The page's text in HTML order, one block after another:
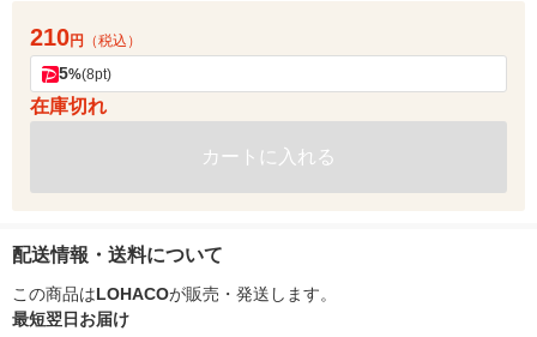
210円 （税込）
5%(8pt)
在庫切れ
カートに入れる
配送情報・送料について
この商品はLOHACOが販売・発送します。
最短翌日お届け